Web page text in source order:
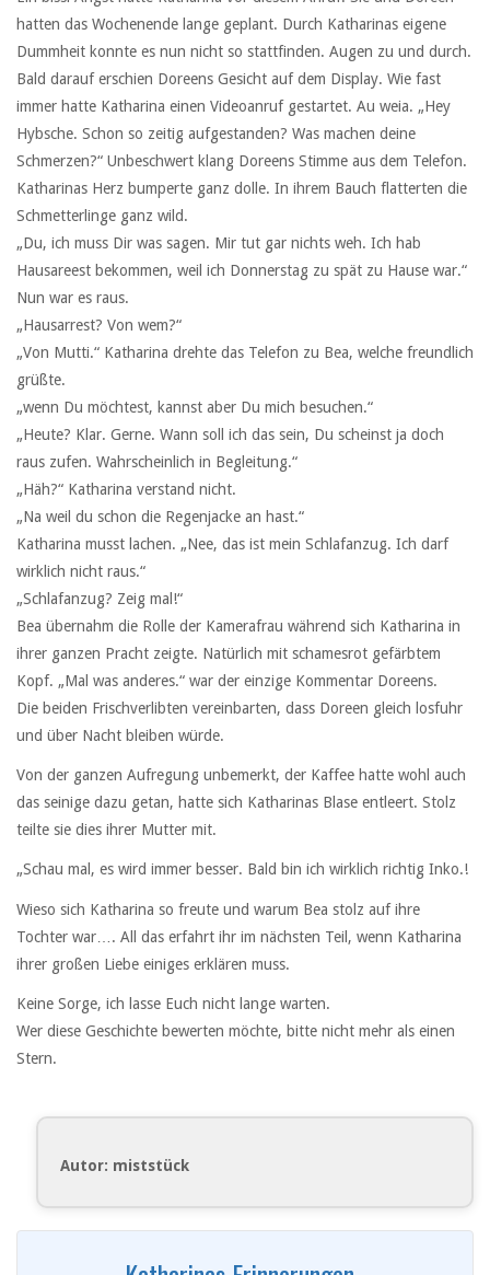
hatten das Wochenende lange geplant. Durch Katharinas eigene
Dummheit konnte es nun nicht so stattfinden. Augen zu und durch.
Bald darauf erschien Doreens Gesicht auf dem Display. Wie fast
immer hatte Katharina einen Videoanruf gestartet. Au weia. „Hey
Hybsche. Schon so zeitig aufgestanden? Was machen deine
Schmerzen?“ Unbeschwert klang Doreens Stimme aus dem Telefon.
Katharinas Herz bumperte ganz dolle. In ihrem Bauch flatterten die
Schmetterlinge ganz wild.
„Du, ich muss Dir was sagen. Mir tut gar nichts weh. Ich hab
Hausareest bekommen, weil ich Donnerstag zu spät zu Hause war.“
Nun war es raus.
„Hausarrest? Von wem?“
„Von Mutti.“ Katharina drehte das Telefon zu Bea, welche freundlich
grüßte.
„wenn Du möchtest, kannst aber Du mich besuchen.“
„Heute? Klar. Gerne. Wann soll ich das sein, Du scheinst ja doch
raus zufen. Wahrscheinlich in Begleitung.“
„Häh?“ Katharina verstand nicht.
„Na weil du schon die Regenjacke an hast.“
Katharina musst lachen. „Nee, das ist mein Schlafanzug. Ich darf
wirklich nicht raus.“
„Schlafanzug? Zeig mal!“
Bea übernahm die Rolle der Kamerafrau während sich Katharina in
ihrer ganzen Pracht zeigte. Natürlich mit schamesrot gefärbtem
Kopf. „Mal was anderes.“ war der einzige Kommentar Doreens.
Die beiden Frischverlibten vereinbarten, dass Doreen gleich losfuhr
und über Nacht bleiben würde.
Von der ganzen Aufregung unbemerkt, der Kaffee hatte wohl auch
das seinige dazu getan, hatte sich Katharinas Blase entleert. Stolz
teilte sie dies ihrer Mutter mit.
„Schau mal, es wird immer besser. Bald bin ich wirklich richtig Inko.!
Wieso sich Katharina so freute und warum Bea stolz auf ihre
Tochter war…. All das erfahrt ihr im nächsten Teil, wenn Katharina
ihrer großen Liebe einiges erklären muss.
Keine Sorge, ich lasse Euch nicht lange warten.
Wer diese Geschichte bewerten möchte, bitte nicht mehr als einen
Stern.
Autor: miststück